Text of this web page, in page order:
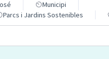
Municipi
Parcs i Jardins Sostenibles